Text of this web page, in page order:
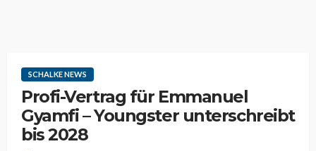
SCHALKE NEWS
Profi-Vertrag für Emmanuel
Gyamfi – Youngster unterschreibt
bis 2028